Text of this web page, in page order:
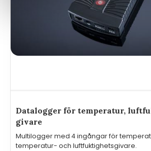
Datalogger för temperatur,
givare
Multilogger med 4 ingångar för
temperatur- och luftfuktighetsgivare.